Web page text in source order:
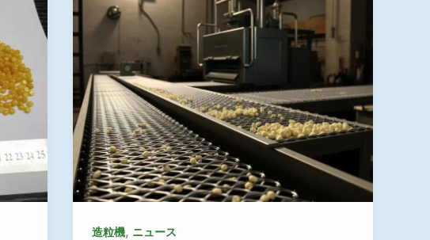
造粒機, ニュース